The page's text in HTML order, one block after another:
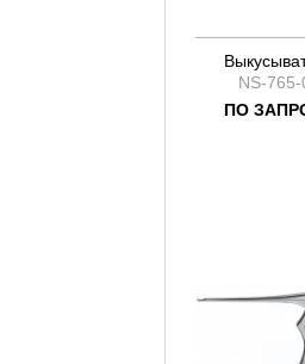
NS-765-
ПО